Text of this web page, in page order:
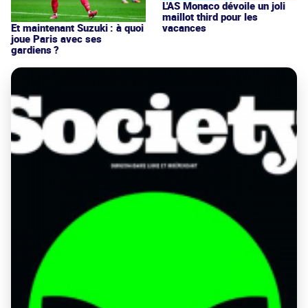
Et maintenant Suzuki : à quoi
joue Paris avec ses
gardiens ?
L'AS Monaco dévoile un joli
maillot third pour les
vacances